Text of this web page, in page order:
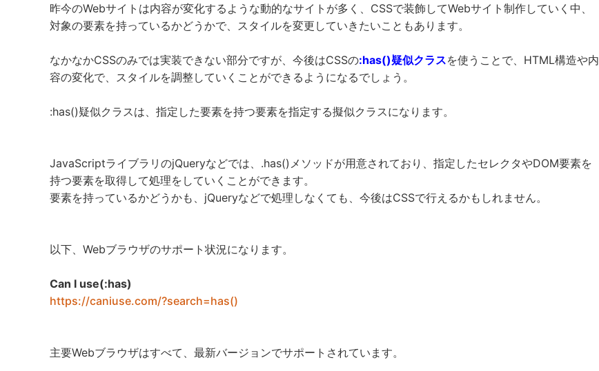
昨今のWebサイトは内容が変化するような動的なサイトが多く、CSSで装飾してWebサイト制作していく中、
対象の要素を持っているかどうかで、スタイルを変更していきたいこともあります。
なかなかCSSのみでは実装できない部分ですが、今後はCSSの:has()疑似クラスを使うことで、HTML構造や内
容の変化で、スタイルを調整していくことができるようになるでしょう。
:has()疑似クラスは、指定した要素を持つ要素を指定する擬似クラスになります。
JavaScriptライブラリのjQueryなどでは、.has()メソッドが用意されており、指定したセレクタやDOM要素を
持つ要素を取得して処理をしていくことができます。
要素を持っているかどうかも、jQueryなどで処理しなくても、今後はCSSで行えるかもしれません。
以下、Webブラウザのサポート状況になります。
Can I use(:has)
https://caniuse.com/?search=has()
主要Webブラウザはすべて、最新バージョンでサポートされています。